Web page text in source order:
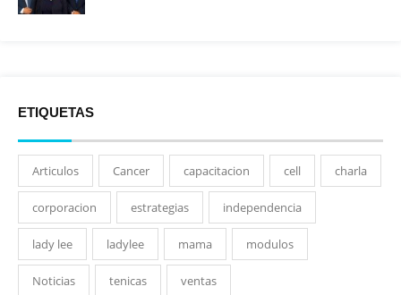
ETIQUETAS
Articulos Cancer capacitacion cell charla
corporacion estrategias independencia
lady lee ladylee mama modulos
Noticias tenicas ventas